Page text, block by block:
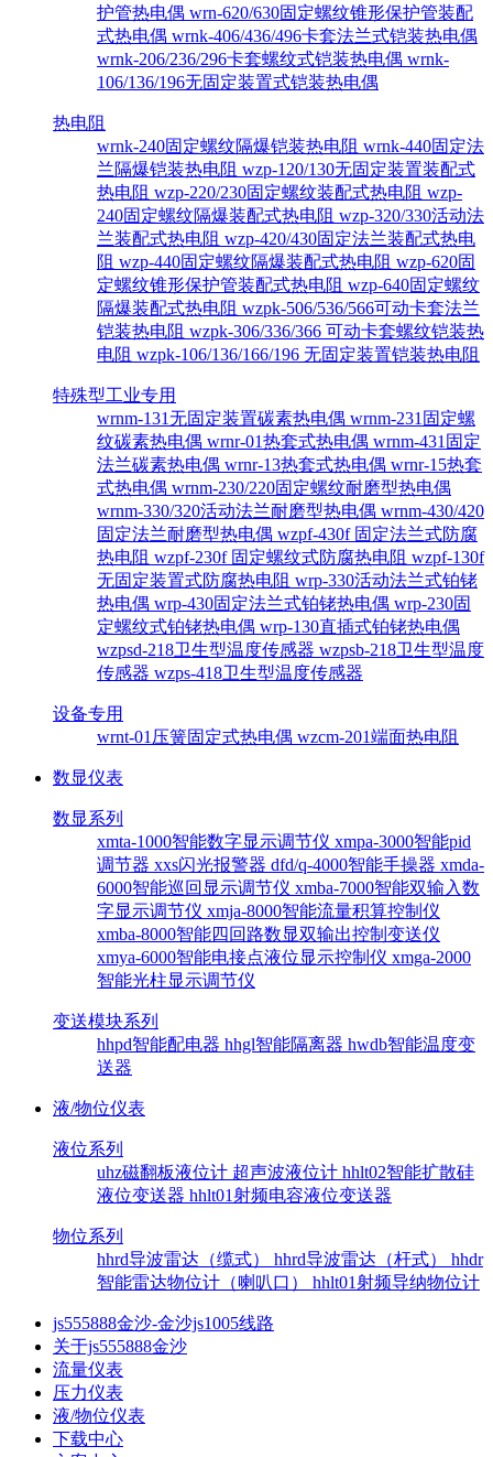
护管热电偶 wrn-620/630固定螺纹锥形保护管装配
式热电偶 wrnk-406/436/496卡套法兰式铠装热电偶
wrnk-206/236/296卡套螺纹式铠装热电偶 wrnk-
106/136/196无固定装置式铠装热电偶
热电阻
wrnk-240固定螺纹隔爆铠装热电阻 wrnk-440固定法
兰隔爆铠装热电阻 wzp-120/130无固定装置装配式
热电阻 wzp-220/230固定螺纹装配式热电阻 wzp-
240固定螺纹隔爆装配式热电阻 wzp-320/330活动法
兰装配式热电阻 wzp-420/430固定法兰装配式热电
阻 wzp-440固定螺纹隔爆装配式热电阻 wzp-620固
定螺纹锥形保护管装配式热电阻 wzp-640固定螺纹
隔爆装配式热电阻 wzpk-506/536/566可动卡套法兰
铠装热电阻 wzpk-306/336/366 可动卡套螺纹铠装热
电阻 wzpk-106/136/166/196 无固定装置铠装热电阻
特殊型工业专用
wrnm-131无固定装置碳素热电偶 wrnm-231固定螺
纹碳素热电偶 wrnr-01热套式热电偶 wrnm-431固定
法兰碳素热电偶 wrnr-13热套式热电偶 wrnr-15热套
式热电偶 wrnm-230/220固定螺纹耐磨型热电偶
wrnm-330/320活动法兰耐磨型热电偶 wrnm-430/420
固定法兰耐磨型热电偶 wzpf-430f 固定法兰式防腐
热电阻 wzpf-230f 固定螺纹式防腐热电阻 wzpf-130f
无固定装置式防腐热电阻 wrp-330活动法兰式铂铑
热电偶 wrp-430固定法兰式铂铑热电偶 wrp-230固
定螺纹式铂铑热电偶 wrp-130直插式铂铑热电偶
wzpsd-218卫生型温度传感器 wzpsb-218卫生型温度
传感器 wzps-418卫生型温度传感器
设备专用
wrnt-01压簧固定式热电偶 wzcm-201端面热电阻
数显仪表
数显系列
xmta-1000智能数字显示调节仪 xmpa-3000智能pid
调节器 xxs闪光报警器 dfd/q-4000智能手操器 xmda-
6000智能巡回显示调节仪 xmba-7000智能双输入数
字显示调节仪 xmja-8000智能流量积算控制仪
xmba-8000智能四回路数显双输出控制变送仪
xmya-6000智能电接点液位显示控制仪 xmga-2000
智能光柱显示调节仪
变送模块系列
hhpd智能配电器 hhgl智能隔离器 hwdb智能温度变
送器
液/物位仪表
液位系列
uhz磁翻板液位计 超声波液位计 hhlt02智能扩散硅
液位变送器 hhlt01射频电容液位变送器
物位系列
hhrd导波雷达（缆式） hhrd导波雷达（杆式） hhdr
智能雷达物位计（喇叭口） hhlt01射频导纳物位计
js555888金沙-金沙js1005线路
关于js555888金沙
流量仪表
压力仪表
液/物位仪表
下载中心